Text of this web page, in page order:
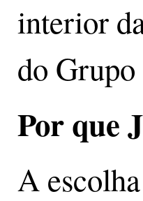
interior
do
Por que
A